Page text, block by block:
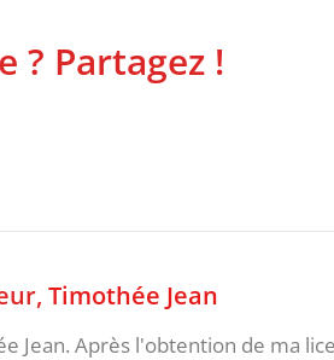
? Partagez !
Timothée Jean
Jean. Après l'obtention de ma